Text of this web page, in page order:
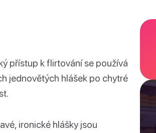
přístup k flirtování se používá
jednovětých hlášek po chytré
ironické hlášky jsou